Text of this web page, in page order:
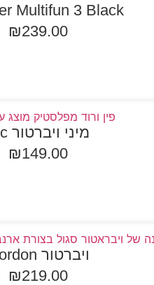
Multifun 3 Black
₪239.00
מיני ויברטור Vic
₪149.00
ויברטור Gordon
₪219.00